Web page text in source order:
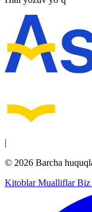
|
© 2026 Barcha
KitoblarMualliflarBiz